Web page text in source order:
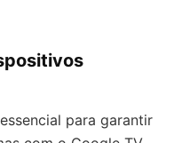
para garantir